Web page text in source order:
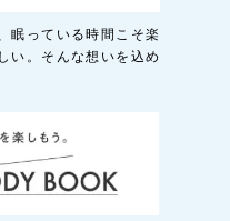
眠っている時間こそ楽
い。そんな想いを込め